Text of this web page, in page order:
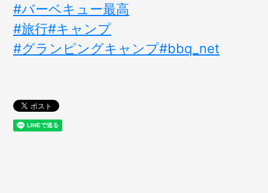
#バーベキュー最高
#旅行#キャンプ
#グランピングキャンプ#bbq_net